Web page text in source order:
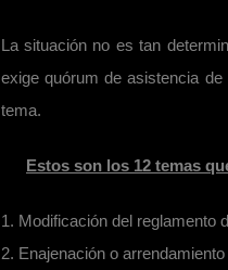
La situación no es tan
exige quórum de asistencia
tema.
Estos son los 12 temas
1. Modificación del reglamento
2. Enajenación o